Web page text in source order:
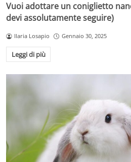
Vuoi adottare un coniglietto
devi assolutamente seguire)
Ilaria Losapio Gennaio 30, 2025
Leggi di più